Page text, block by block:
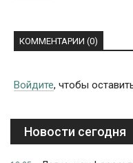
КОММЕНТАРИИ (0)
Войдите, чтобы
Новости сегодня